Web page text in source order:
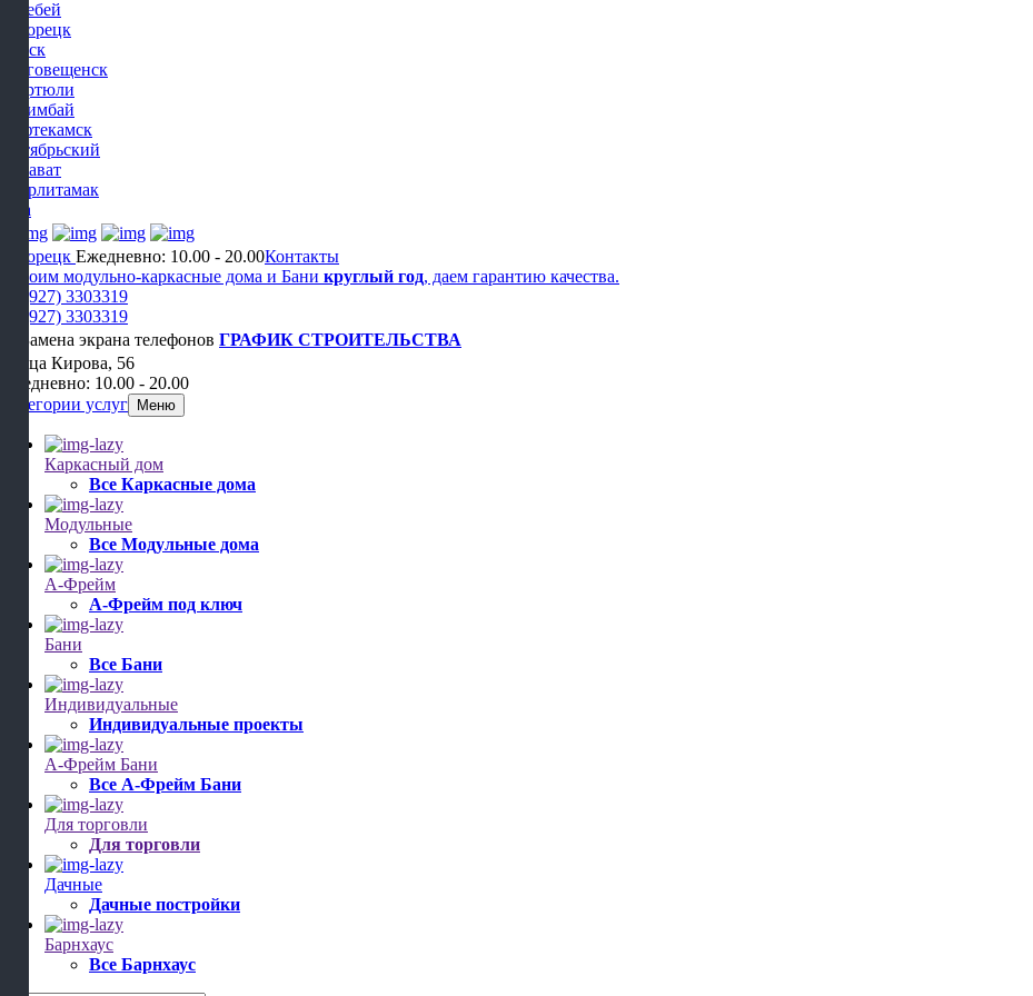
Белебей
Белорецк
Бирск
Благовещенск
Дюртюли
Ишимбай
Нефтекамск
Октябрьский
Салават
Стерлитамак
Уфа
Белорецк Ежедневно: 10.00 - 20.00Контакты
Строим модульно-каркасные дома и Бани круглый год, даем гарантию качества.
+7 (927) 3303319
+7 (927) 3303319
ГРАФИК СТРОИТЕЛЬСТВА
Улица Кирова, 56
Ежедневно: 10.00 - 20.00
Категории услуг
Меню
Каркасный дом
Все Каркасные дома
Модульные
Все Модульные дома
А-Фрейм
А-Фрейм под ключ
Бани
Все Бани
Индивидуальные
Индивидуальные проекты
А-Фрейм Бани
Все А-Фрейм Бани
Для торговли
Для торговли
Дачные
Дачные постройки
Барнхаус
Все Барнхаус